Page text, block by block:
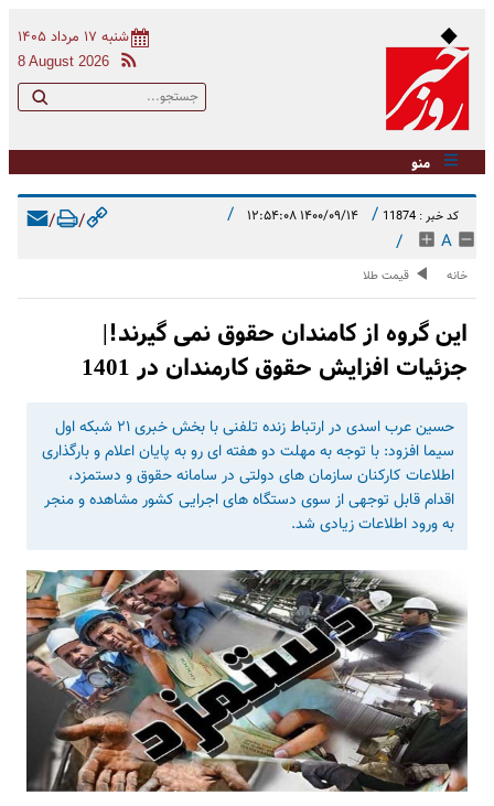
شنبه ۱۷ مرداد ۱۴۰۵
8 August 2026
منو
کد خبر : 11874 / ۱۴۰۰/۰۹/۱۴ ۱۲:۵۴:۰۸ /
A
/
/
/
خانه قیمت طلا
این گروه از کامندان حقوق نمی گیرند!|
جزئیات افزایش حقوق کارمندان در 1401
حسین عرب اسدی در ارتباط زنده تلفنی با بخش خبری ۲۱ شبکه اول
سیما افزود: با توجه به مهلت دو هفته ای رو به پایان اعلام و بارگذاری
اطلاعات کارکنان سازمان های دولتی در سامانه حقوق و دستمزد،
اقدام قابل توجهی از سوی دستگاه های اجرایی کشور مشاهده و منجر
به ورود اطلاعات زیادی شد.